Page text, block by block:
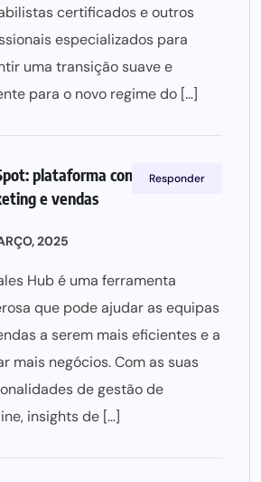
certificados e outros
especializados para
uma transição suave e
para o novo regime do […]
plataforma completa de
e vendas
2025
Hub é uma ferramenta
que pode ajudar as equipas
a serem mais eficientes e a
mais negócios. Com as suas
de gestão de
insights de […]
Responder